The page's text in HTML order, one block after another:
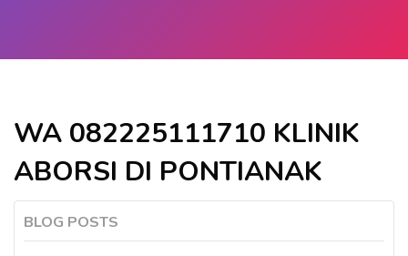
WA 082225111710 KLINIK
ABORSI DI PONTIANAK
BLOG POSTS